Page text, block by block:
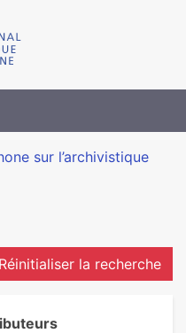
sur l’archivistique
Réinitialiser la recherche